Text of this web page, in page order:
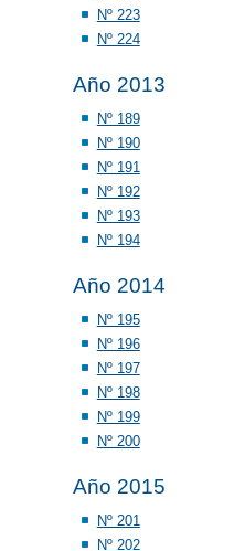
Nº 223
Nº 224
Año 2013
Nº 189
Nº 190
Nº 191
Nº 192
Nº 193
Nº 194
Año 2014
Nº 195
Nº 196
Nº 197
Nº 198
Nº 199
Nº 200
Año 2015
Nº 201
Nº 202